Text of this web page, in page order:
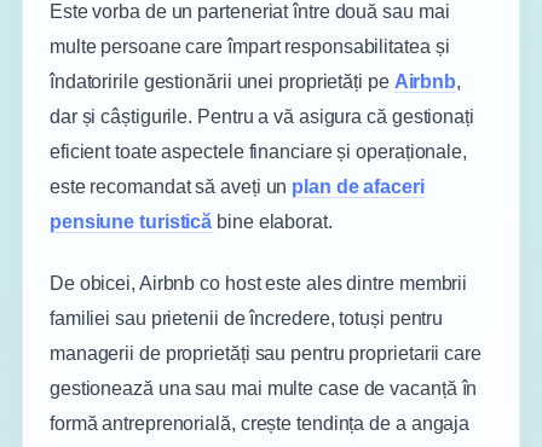
Este vorba de un parteneriat între două sau mai
multe persoane care împart responsabilitatea și
îndatoririle gestionării unei proprietăți pe Airbnb,
dar și câștigurile. Pentru a vă asigura că gestionați
eficient toate aspectele financiare și operaționale,
este recomandat să aveți un plan de afaceri
pensiune turistică bine elaborat.
De obicei, Airbnb co host este ales dintre membrii
familiei sau prietenii de încredere, totuși pentru
managerii de proprietăți sau pentru proprietarii care
gestionează una sau mai multe case de vacanță în
formă antreprenorială, crește tendința de a angaja